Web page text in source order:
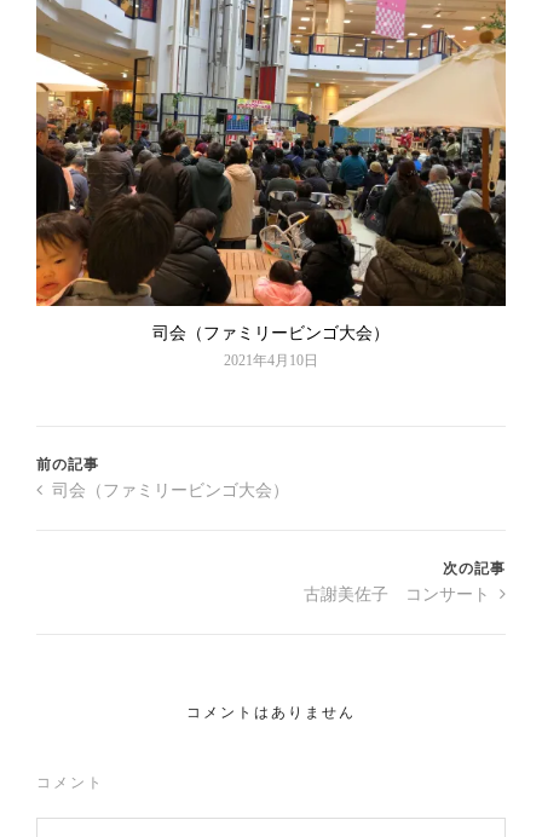
司会（ファミリービンゴ大会）
2021年4月10日
前の記事
司会（ファミリービンゴ大会）
次の記事
古謝美佐子 コンサート
コメントはありません
コメント